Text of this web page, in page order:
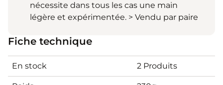
nécessite dans tous les cas une main
légère et expérimentée. > Vendu par paire
Fiche technique
En stock 2 Produits